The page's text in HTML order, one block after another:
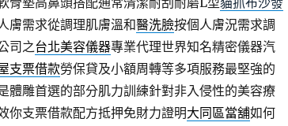
膚需求從調理肌膚溫和醫洗臉按個人膚況需求調
司之台北美容儀器專業代理世界知名精密儀器汽
支票借款勞保貸及小額周轉等多項服務最堅強的
體雕首選的部分肌力訓練針對非入侵性的美容療
你支票借款配方抵押免財力證明大同區當舖如何